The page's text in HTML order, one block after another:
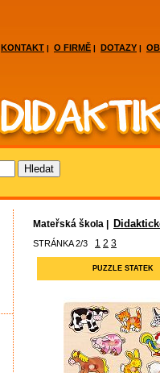
KONTAKT | O FIRMĚ | DOTAZY |
Mateřská škola |
STRÁNKA 2/3 1 2 3
PUZZLE STATEK